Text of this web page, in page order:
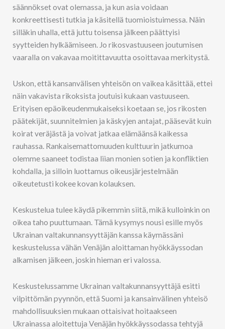
säännökset ovat olemassa, ja kun asia voidaan
konkreettisesti tutkia ja käsitellä tuomioistuimessa. Näin
silläkin uhalla, että juttu toisensa jälkeen päättyisi
syytteiden hylkäämiseen. Jo rikosvastuuseen joutumisen
vaaralla on vakavaa moitittavuutta osoittavaa merkitystä.
Uskon, että kansanvälisen yhteisön on vaikea käsittää, ettei
näin vakavista rikoksista joutuisi kukaan vastuuseen.
Erityisen epäoikeudenmukaiseksi koetaan se, jos rikosten
päätekijät, suunnitelmien ja käskyjen antajat, pääsevät kuin
koirat veräjästä ja voivat jatkaa elämäänsä kaikessa
rauhassa. Rankaisemattomuuden kulttuurin jatkumoa
olemme saaneet todistaa liian monien sotien ja konfliktien
kohdalla, ja silloin luottamus oikeusjärjestelmään
oikeutetusti kokee kovan kolauksen.
Keskustelua tulee käydä pikemmin siitä, mikä kulloinkin on
oikea taho puuttumaan. Tämä kysymys nousi esille myös
Ukrainan valtakunnansyyttäjän kanssa käymässäni
keskustelussa vähän Venäjän aloittaman hyökkäyssodan
alkamisen jälkeen, joskin hieman eri valossa.
Keskustelussamme Ukrainan valtakunnansyyttäjä esitti
vilpittömän pyynnön, että Suomi ja kansainvälinen yhteisö
mahdollisuuksien mukaan ottaisivat hoitaakseen
Ukrainassa aloitettuja Venäjän hyökkäyssodassa tehtyjä